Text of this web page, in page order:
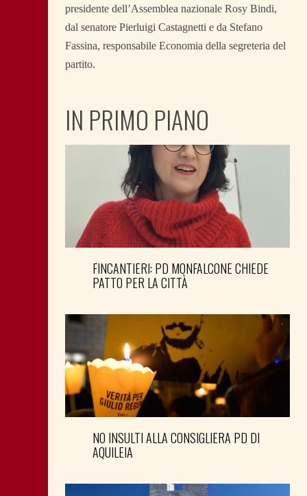
presidente dell’Assemblea nazionale Rosy Bindi,
dal senatore Pierluigi Castagnetti e da Stefano
Fassina, responsabile Economia della segreteria del
partito.
IN PRIMO PIANO
FINCANTIERI: PD MONFALCONE CHIEDE
PATTO PER LA CITTÀ
NO INSULTI ALLA CONSIGLIERA PD DI
AQUILEIA